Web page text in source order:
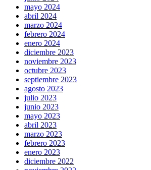
mayo 2024
abril 2024
marzo 2024
febrero 2024
enero 2024
diciembre 2023
noviembre 2023
octubre 2023
septiembre 2023
agosto 2023
julio 2023
junio 2023
mayo 2023
abril 2023
marzo 2023
febrero 2023
enero 2023
diciembre 2022